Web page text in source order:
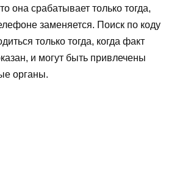
она срабатывает только тогда,
заменяется. Поиск по коду
только тогда, когда факт
и могут быть привлечены
органы.